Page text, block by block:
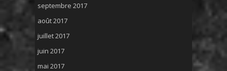
septembre 2017
août 2017
juillet 2017
juin 2017
mai 2017